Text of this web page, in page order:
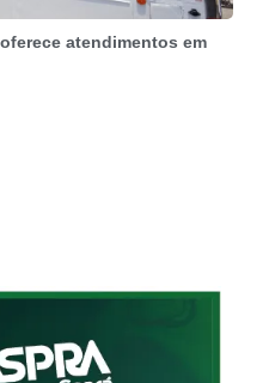
atendimentos em